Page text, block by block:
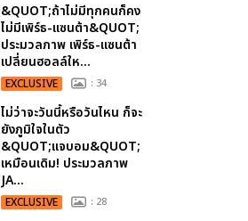
&QUOT;ถ้าไม่มีทุกคนก็คง
ไม่มีเพิร์ธ-แซนต้า&QUOT;
ประมวลภาพ เพิร์ธ-แซนต้า
เปลี่ยนฮอลล์ให...
EXCLUSIVE : 34
ไม่ว่าจะวันนี้หรือวันไหน ก็จะ
ยังภูมิใจในตัว
&QUOT;แจบอม&QUOT;
เหมือนเดิม! ประมวลภาพ
JA...
EXCLUSIVE : 28